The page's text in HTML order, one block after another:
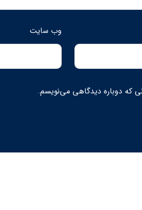
وب‌ سایت
که دوباره دیدگاهی می‌نویسم.